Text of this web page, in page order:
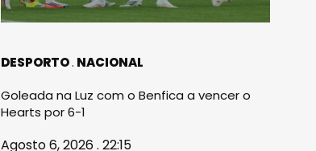
DESPORTO NACIONAL
Goleada na Luz com o Benfica a vencer o
Hearts por 6-1
Agosto 6, 2026 . 22:15